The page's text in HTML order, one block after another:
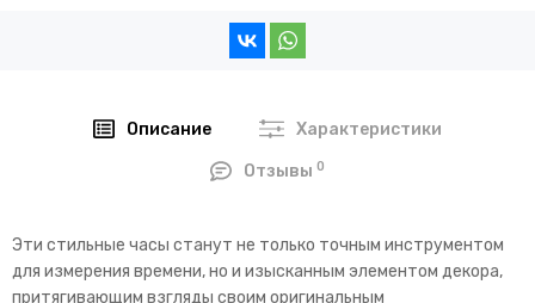
Описание Характеристики
Отзывы0
Эти стильные часы станут не только точным инструментом
для измерения времени, но и изысканным элементом декора,
притягивающим взгляды своим оригинальным